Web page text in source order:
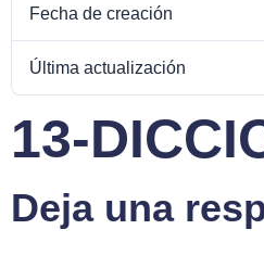
Fecha de creación
Última actualización
13-
Deja una